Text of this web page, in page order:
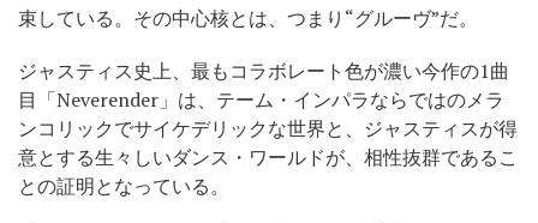
束している。その中心核とは、つまり“グルーヴ”だ。
ジャスティス史上、最もコラボレート色が濃い今作の1曲
目「Neverender」は、テーム・インパラならではのメラ
ンコリックでサイケデリックな世界と、ジャスティスが得
意とする生々しいダンス・ワールドが、相性抜群であるこ
との証明となっている。